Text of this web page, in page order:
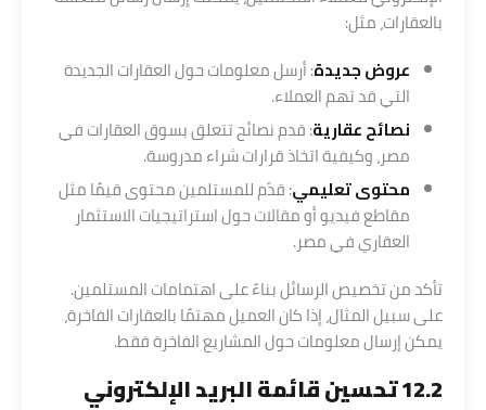
بالعقارات، مثل:
عروض جديدة: أرسل معلومات حول العقارات الجديدة
التي قد تهم العملاء.
نصائح عقارية: قدم نصائح تتعلق بسوق العقارات في
مصر، وكيفية اتخاذ قرارات شراء مدروسة.
محتوى تعليمي: قدّم للمستلمين محتوى قيمًا مثل
مقاطع فيديو أو مقالات حول استراتيجيات الاستثمار
العقاري في مصر.
تأكد من تخصيص الرسائل بناءً على اهتمامات المستلمين.
على سبيل المثال، إذا كان العميل مهتمًا بالعقارات الفاخرة،
يمكن إرسال معلومات حول المشاريع الفاخرة فقط.
12.2 تحسين قائمة البريد الإلكتروني